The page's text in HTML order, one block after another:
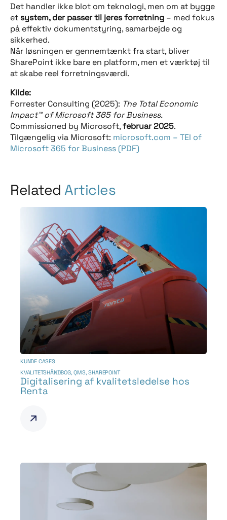
Det handler ikke blot om teknologi, men om at bygge
et system, der passer til jeres forretning – med fokus
på effektiv dokumentstyring, samarbejde og
sikkerhed.
Når løsningen er gennemtænkt fra start, bliver
SharePoint ikke bare en platform, men et værktøj til
at skabe reel forretningsværdi.
Kilde:
Forrester Consulting (2025): The Total Economic
Impact™ of Microsoft 365 for Business.
Commissioned by Microsoft,februar 2025.
Tilgængelig via Microsoft: microsoft.com – TEI of
Microsoft 365 for Business (PDF)
Related Articles
KUNDE CASES
KVALITETSHÅNDBOG,QMS,SHAREPOINT
Digitalisering af kvalitetsledelse hos
Renta